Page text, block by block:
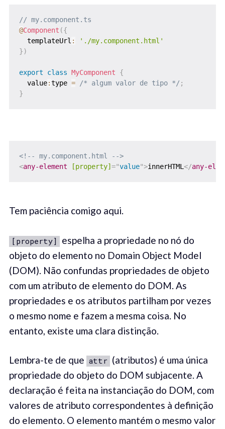
// my.component.ts
@Component ({
  templateUrl
:
'./my.component.html'
})
export class MyComponent
{
  value
:type = /* algum valor de tipo */ ;
}
<!-- my.component.html -->
<any-element [property] ="value">innerHTML</any-
Tem paciência comigo aqui.
[property]
espelha a propriedade no nó do
objeto do elemento no Domain Object Model
(DOM). Não confundas propriedades de objeto
com um atributo de elemento do DOM. As
propriedades e os atributos partilham por vezes
o mesmo nome e fazem a mesma coisa. No
entanto, existe uma clara distinção.
Lembra-te de que attr (atributos) é uma única
propriedade do objeto do DOM subjacente. A
declaração é feita na instanciação do DOM, com
valores de atributo correspondentes à definição
do elemento. O elemento mantém o mesmo valor